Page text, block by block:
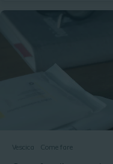
Vescica Come fare